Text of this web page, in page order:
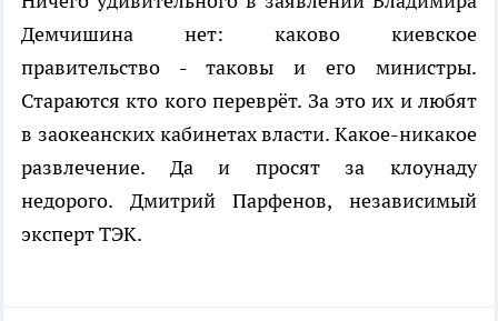
Демчишина нет: каково киевское
правительство - таковы и его министры.
Стараются кто кого переврёт. За это их и любят
в заокеанских кабинетах власти. Какое-никакое
развлечение. Да и просят за клоунаду
недорого. Дмитрий Парфенов, независимый
эксперт ТЭК.